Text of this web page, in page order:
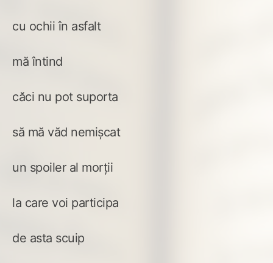
cu ochii în asfalt
mă întind
căci nu pot suporta
să mă văd nemișcat
un spoiler al morții
la care voi participa
de asta scuip